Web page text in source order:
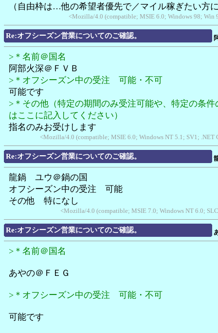
（自由枠は…他の希望者優先で／マイル稼ぎたい方
<Mozilla/4.0 (compatible; MSIE 6.0; Windows 98;
Re:オフシーズン営業についてのご確認。
>＊名前＠国名
阿部火深＠ＦＶＢ
>＊オフシーズン中の受注 可能・不可
可能です
>＊その他（特定の期間のみ受注可能や、特定の条件
はここに記入してください）
指名のみお受けします
<Mozilla/4.0 (compatible; MSIE 6.0; Windows NT 5.1; SV1;
Re:オフシーズン営業についてのご確認。
龍鍋 ユウ＠鍋の国
オフシーズン中の受注 可能
その他 特になし
<Mozilla/4.0 (compatible; MSIE 7.0; Windows NT 6.0;
Re:オフシーズン営業についてのご確認。
>＊名前＠国名
あやの＠ＦＥＧ
>＊オフシーズン中の受注 可能・不可
可能です